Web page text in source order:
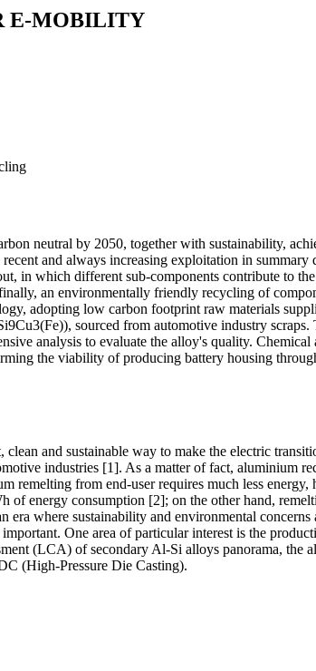
E-MOBILITY
neutral by 2050, together with sustainability,
and always increasing exploitation in
in which different sub-components contribute to
an environmentally friendly recycling of
adopting low carbon footprint raw materials
sourced from automotive industry scraps.
analysis to evaluate the alloy's quality. Chemical
the viability of producing battery housing
and sustainable way to make the electric
industries [1]. As a matter of fact, aluminium
from end-user requires much less energy,
energy consumption [2]; on the other hand,
where sustainability and environmental
One area of particular interest is the
(LCA) of secondary Al-Si alloys panorama, the
(High-Pressure Die Casting).